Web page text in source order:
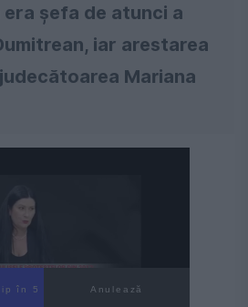
șefa de atunci a
iar arestarea
Mariana
în 4 Anulează